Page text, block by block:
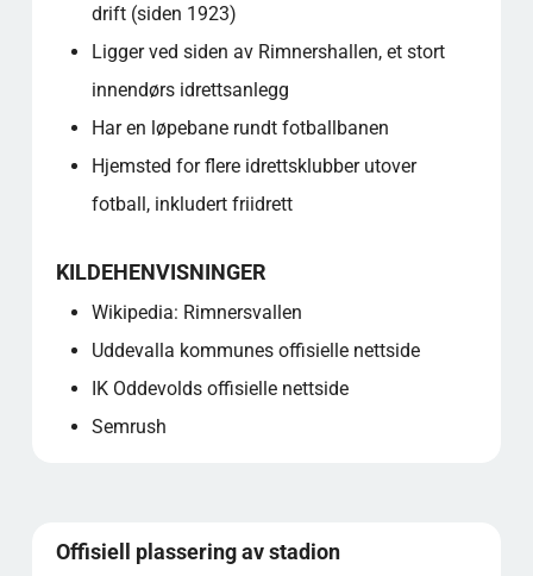
drift (siden 1923)
Ligger ved siden av Rimnershallen, et stort
innendørs idrettsanlegg
Har en løpebane rundt fotballbanen
Hjemsted for flere idrettsklubber utover
fotball, inkludert friidrett
KILDEHENVISNINGER
Wikipedia: Rimnersvallen
Uddevalla kommunes offisielle nettside
IK Oddevolds offisielle nettside
Semrush
Offisiell plassering av stadion